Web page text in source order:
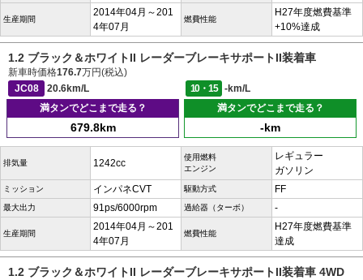
生産期間
2014年04月～201
4年07月
燃費性能
H27年度燃費基準
+10%達成
1.2 ブラック＆ホワイトII レーダーブレーキサポートII装着車
新車時価格176.7万円(税込)
JC08
20.6km/L 10・15
-km/L
満タンでどこまで走る？
679.8km
満タンでどこまで走る？
-km
排気量 1242cc
使用燃料
エンジン
レギュラー
ガソリン
ミッション インパネCVT 駆動方式 FF
最大出力 91ps/6000rpm 過給器（ターボ） -
生産期間
2014年04月～201
4年07月
燃費性能
H27年度燃費基準
達成
1.2 ブラック＆ホワイトII レーダーブレーキサポートII装着車 4WD